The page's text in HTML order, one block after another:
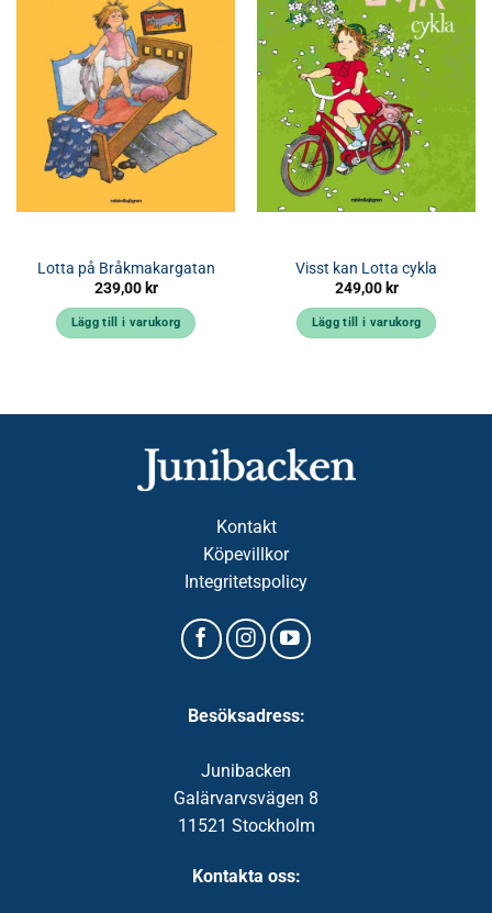
Lotta på Bråkmakargatan
239,00 kr
Lägg till i varukorg
Visst kan Lotta cykla
249,00 kr
Lägg till i varukorg
Kontakt
Köpevillkor
Integritetspolicy
Besöksadress:
Junibacken
Galärvarvsvägen 8
11521 Stockholm
Kontakta oss: